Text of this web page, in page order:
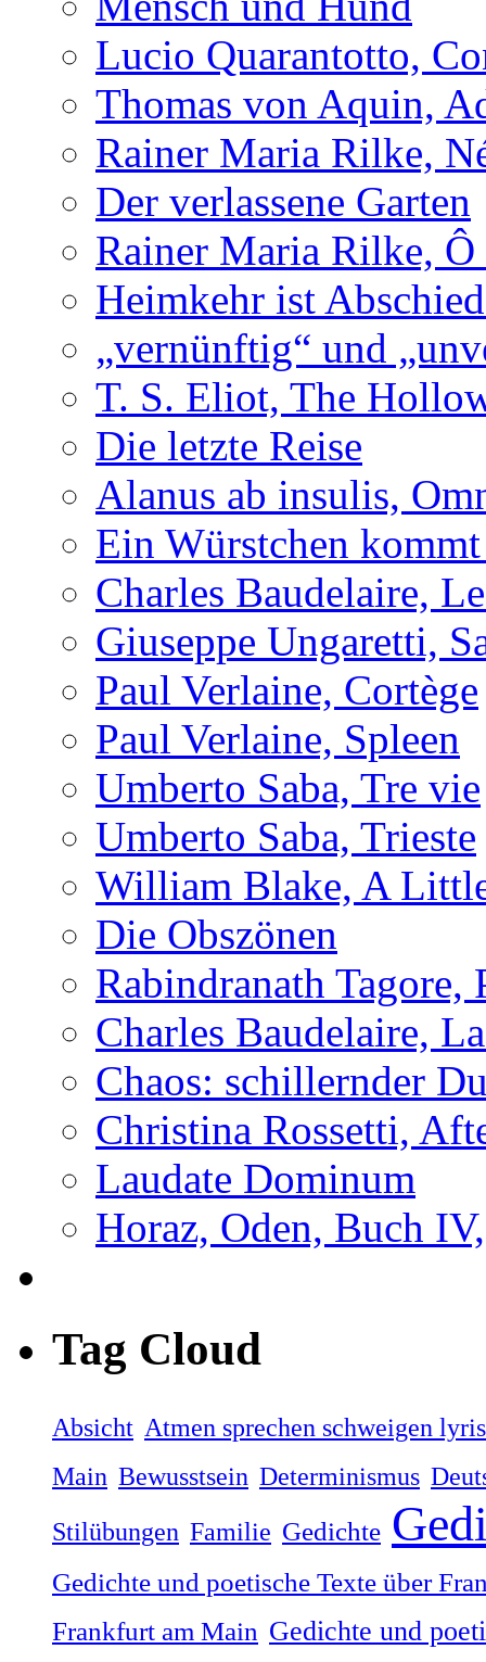
Lucio Quarantotto,
Thomas von Aquin,
Rainer Maria Rilke,
Der verlassene Garten
Rainer Maria Rilke, Ô
Heimkehr ist
„vernünftig“ und
T. S. Eliot, The
Die letzte Reise
Alanus ab insulis,
Ein Würstchen
Charles Baudelaire,
Giuseppe Ungaretti,
Paul Verlaine, Cortège
Paul Verlaine, Spleen
Umberto Saba, Tre vie
Umberto Saba, Trieste
William Blake, A
Die Obszönen
Rabindranath Tagore,
Charles Baudelaire,
Chaos: schillernder
Christina Rossetti,
Laudate Dominum
Horaz, Oden, Buch
Tag Cloud
Absicht Atmen sprechen schweigen
Main Bewusstsein Determinismus
Stilübungen Familie Gedichte
Gedichte und poetische Texte über
Frankfurt am Main Gedichte und